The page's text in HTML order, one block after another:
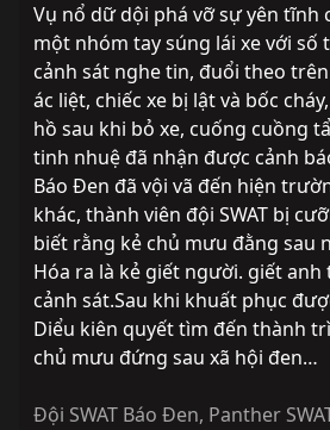
Vụ nổ dữ dội phá vỡ sự yên tĩnh
một nhóm tay súng lái xe với số
cảnh sát nghe tin, đuổi theo
ác liệt, chiếc xe bị lật và bốc
hồ sau khi bỏ xe, cuống cuồng
tinh nhuệ đã nhận được cảnh
Báo Đen đã vội vã đến hiện
khác, thành viên đội SWAT bị
biết rằng kẻ chủ mưu đằng sau
Hóa ra là kẻ giết người. giết
cảnh sát.Sau khi khuất phục
Diểu kiên quyết tìm đến thành
chủ mưu đứng sau xã hội đen…
Đội SWAT Báo Đen, Panther